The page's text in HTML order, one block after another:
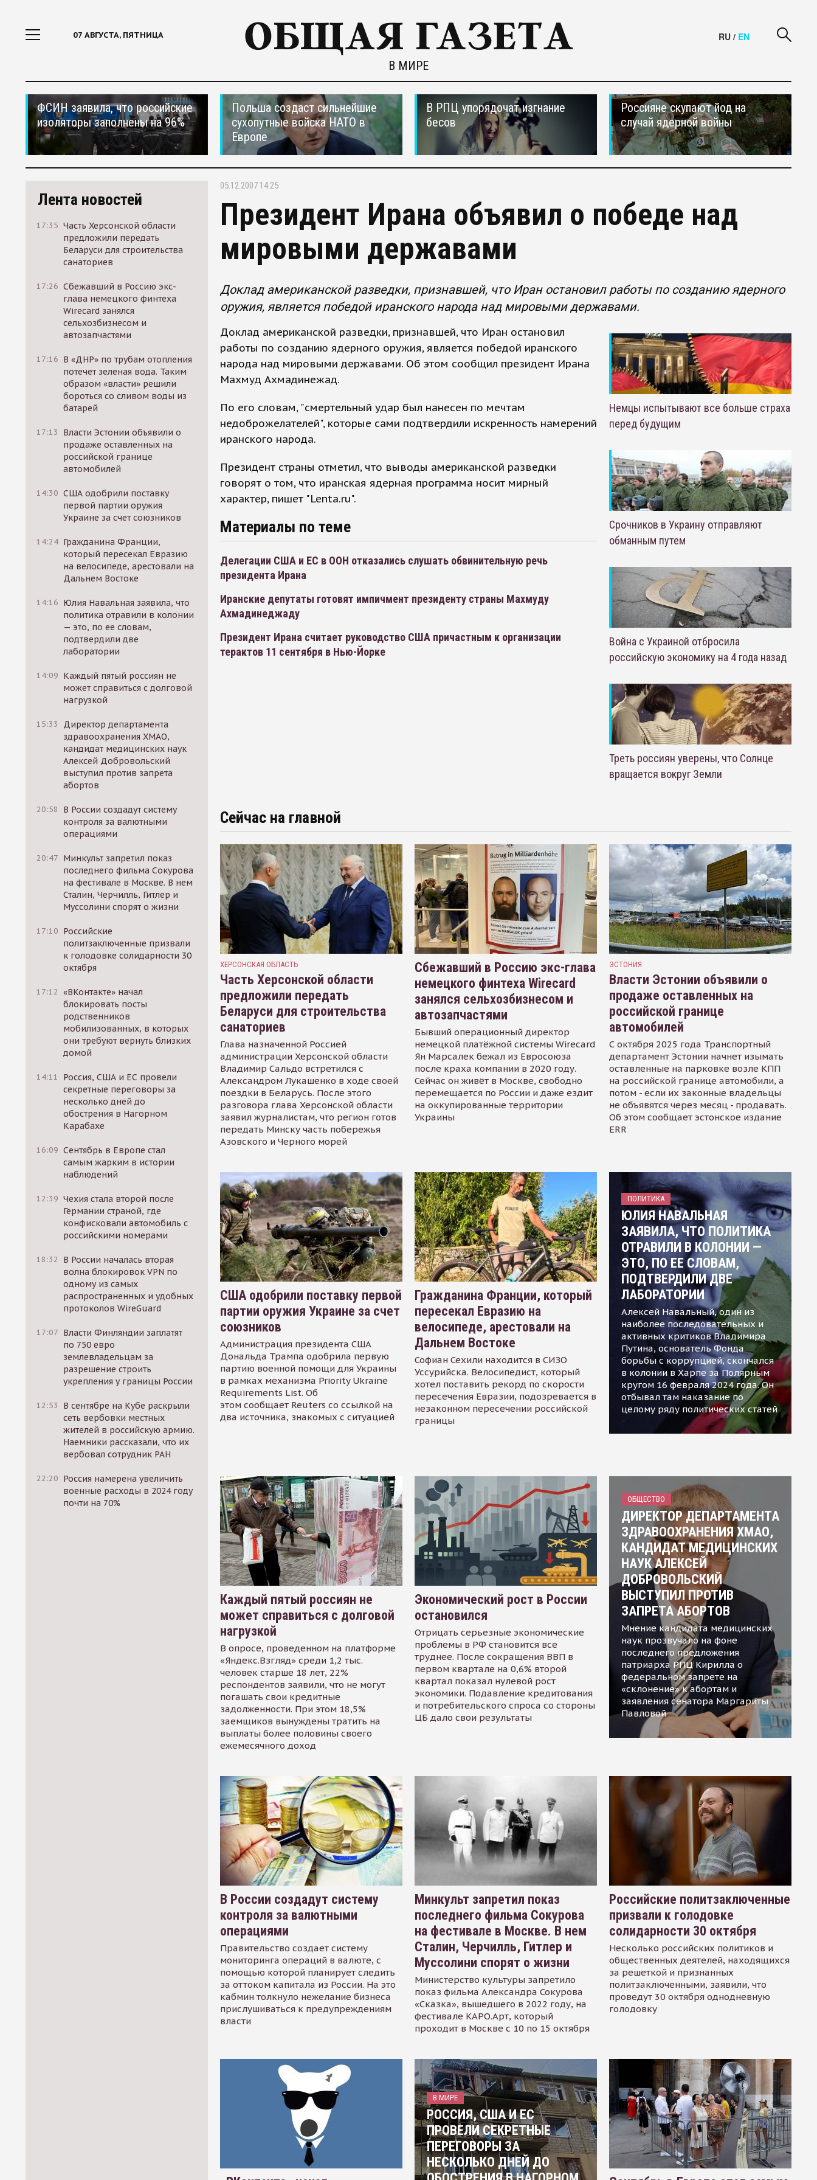
07 АВГУСТА, ПЯТНИЦА
В МИРЕ
RU / EN
ФСИН заявила, что российские
изоляторы заполнены на 96%
Польша создаст сильнейшие
сухопутные войска НАТО в
Европе
В РПЦ упорядочат изгнание
бесов
Россияне скупают йод на
случай ядерной войны
Лента новостей
17:35 Часть Херсонской области
предложили передать
Беларуси для строительства
санаториев
17:26 Сбежавший в Россию экс-
глава немецкого финтеха
Wirecard занялся
сельхозбизнесом и
автозапчастями
17:16 В «ДНР» по трубам отопления
потечет зеленая вода. Таким
образом «власти» решили
бороться со сливом воды из
батарей
17:13
Власти Эстонии объявили о
продаже оставленных на
российской границе
автомобилей
14:30 США одобрили поставку
первой партии оружия
Украине за счет союзников
14:24 Гражданина Франции,
который пересекал Евразию
на велосипеде, арестовали на
Дальнем Востоке
14:16 Юлия Навальная заявила, что
политика отравили в колонии
— это, по ее словам,
подтвердили две
лаборатории
14:09 Каждый пятый россиян не
может справиться с долговой
нагрузкой
15:33
Директор департамента
здравоохранения ХМАО,
кандидат медицинских наук
Алексей Добровольский
выступил против запрета
абортов
20:58
В России создадут систему
контроля за валютными
операциями
20:47 Минкульт запретил показ
последнего фильма Сокурова
на фестивале в Москве. В нем
Сталин, Черчилль, Гитлер и
Муссолини спорят о жизни
17:10 Российские
политзаключенные призвали
к голодовке солидарности 30
октября
17:12 «ВКонтакте» начал
блокировать посты
родственников
мобилизованных, в которых
они требуют вернуть близких
домой
14:11
Россия, США и ЕС провели
секретные переговоры за
несколько дней до
обострения в Нагорном
Карабахе
16:09 Сентябрь в Европе стал
самым жарким в истории
наблюдений
12:39 Чехия стала второй после
Германии страной, где
конфисковали автомобиль с
российскими номерами
18:32
В России началась вторая
волна блокировок VPN по
одному из самых
распространенных и удобных
протоколов WireGuard
17:07 Власти Финляндии заплатят
по 750 евро
землевладельцам за
разрешение строить
укрепления у границы России
12:53
В сентябре на Кубе раскрыли
сеть вербовки местных
жителей в российскую армию.
Наемники рассказали, что их
вербовал сотрудник РАН
22:20 Россия намерена увеличить
военные расходы в 2024 году
почти на 70%
05.12.2007 14:25
Президент Ирана объявил о победе над
мировыми державами
Доклад американской разведки, признавшей, что Иран остановил работы по созданию ядерного
оружия, является победой иранского народа над мировыми державами.
Доклад американской разведки, признавшей, что Иран остановил
работы по созданию ядерного оружия, является победой иранского
народа над мировыми державами. Об этом сообщил президент Ирана
Махмуд Ахмадинежад.
По его словам, "смертельный удар был нанесен по мечтам
недоброжелателей", которые сами подтвердили искренность намерений
иранского народа.
Президент страны отметил, что выводы американской разведки
говорят о том, что иранская ядерная программа носит мирный
характер, пишет "Lenta.ru".
Материалы по теме
Делегации США и ЕС в ООН отказались слушать обвинительную речь
президента Ирана
Иранские депутаты готовят импичмент президенту страны Махмуду
Ахмадинеджаду
Президент Ирана считает руководство США причастным к организации
терактов 11 сентября в Нью-Йорке
Немцы испытывают все больше страха
перед будущим
Срочников в Украину отправляют
обманным путем
Война с Украиной отбросила
российскую экономику на 4 года назад
Треть россиян уверены, что Солнце
вращается вокруг Земли
Сейчас на главной
ХЕРСОНСКАЯ ОБЛАСТЬ
Часть Херсонской области
предложили передать
Беларуси для строительства
санаториев
Глава назначенной Россией
администрации Херсонской области
Владимир Сальдо встретился с
Александром Лукашенко в ходе своей
поездки в Беларусь. После этого
разговора глава Херсонской области
заявил журналистам, что регион готов
передать Минску часть побережья
Азовского и Черного морей
Сбежавший в Россию экс-глава
немецкого финтеха Wirecard
занялся сельхозбизнесом и
автозапчастями
Бывший операционный директор
немецкой платёжной системы Wirecard
Ян Марсалек бежал из Евросоюза
после краха компании в 2020 году.
Сейчас он живёт в Москве, свободно
перемещается по России и даже ездит
на оккупированные территории
Украины
ЭСТОНИЯ
Власти Эстонии объявили о
продаже оставленных на
российской границе
автомобилей
С октября 2025 года Транспортный
департамент Эстонии начнет изымать
оставленные на парковке возле КПП
на российской границе автомобили, а
потом - если их законные владельцы
не объявятся через месяц - продавать.
Об этом сообщает эстонское издание
ERR
США одобрили поставку первой
партии оружия Украине за счет
союзников
Администрация президента США
Дональда Трампа одобрила первую
партию военной помощи для Украины
в рамках механизма Priority Ukraine
Requirements List. Об
этом сообщает Reuters со ссылкой на
два источника, знакомых с ситуацией
Гражданина Франции, который
пересекал Евразию на
велосипеде, арестовали на
Дальнем Востоке
Софиан Сехили находится в СИЗО
Уссурийска. Велосипедист, который
хотел поставить рекорд по скорости
пересечения Евразии, подозревается в
незаконном пересечении российской
границы
ПОЛИТИКА
ЮЛИЯ НАВАЛЬНАЯ
ЗАЯВИЛА, ЧТО ПОЛИТИКА
ОТРАВИЛИ В КОЛОНИИ —
ЭТО, ПО ЕЕ СЛОВАМ,
ПОДТВЕРДИЛИ ДВЕ
ЛАБОРАТОРИИ
Алексей Навальный, один из
наиболее последовательных и
активных критиков Владимира
Путина, основатель Фонда
борьбы с коррупцией, скончался
в колонии в Харпе за Полярным
кругом 16 февраля 2024 года. Он
отбывал там наказание по
целому ряду политических статей
Каждый пятый россиян не
может справиться с долговой
нагрузкой
В опросе, проведенном на платформе
«Яндекс.Взгляд» среди 1,2 тыс.
человек старше 18 лет, 22%
респондентов заявили, что не могут
погашать свои кредитные
задолженности. При этом 18,5%
заемщиков вынуждены тратить на
выплаты более половины своего
ежемесячного доход
Экономический рост в России
остановился
Отрицать серьезные экономические
проблемы в РФ становится все
труднее. После сокращения ВВП в
первом квартале на 0,6% второй
квартал показал нулевой рост
экономики. Подавление кредитования
и потребительского спроса со стороны
ЦБ дало свои результаты
ОБЩЕСТВО
ДИРЕКТОР ДЕПАРТАМЕНТА
ЗДРАВООХРАНЕНИЯ ХМАО,
КАНДИДАТ МЕДИЦИНСКИХ
НАУК АЛЕКСЕЙ
ДОБРОВОЛЬСКИЙ
ВЫСТУПИЛ ПРОТИВ
ЗАПРЕТА АБОРТОВ
Мнение кандидата медицинских
наук прозвучало на фоне
последнего предложения
патриарха РПЦ Кирилла о
федеральном запрете на
«склонение» к абортам и
заявления сенатора Маргариты
Павловой
В России создадут систему
контроля за валютными
операциями
Правительство создает систему
мониторинга операций в валюте, с
помощью которой планирует следить
за оттоком капитала из России. На это
кабмин толкнуло нежелание бизнеса
прислушиваться к предупреждениям
власти
Минкульт запретил показ
последнего фильма Сокурова
на фестивале в Москве. В нем
Сталин, Черчилль, Гитлер и
Муссолини спорят о жизни
Министерство культуры запретило
показ фильма Александра Сокурова
«Сказка», вышедшего в 2022 году, на
фестивале КАРО.Арт, который
проходит в Москве с 10 по 15 октября
Российские политзаключенные
призвали к голодовке
солидарности 30 октября
Несколько российских политиков и
общественных деятелей, находящихся
за решеткой и признанных
политзаключенными, заявили, что
проведут 30 октября однодневную
голодовку
В МИРЕ
РОССИЯ, США И ЕС
ПРОВЕЛИ СЕКРЕТНЫЕ
ПЕРЕГОВОРЫ ЗА
НЕСКОЛЬКО ДНЕЙ ДО